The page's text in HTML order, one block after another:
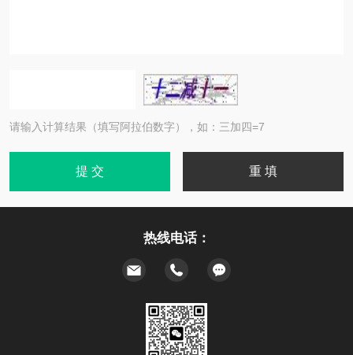
请输入计算结果（填写阿拉伯数字），如：三加四=7
热线电话：